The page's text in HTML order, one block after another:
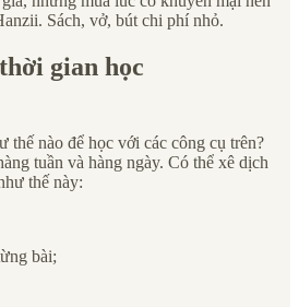
Sách, vở, bút chi phí nhỏ.
gian học
thế nào để học với các công cụ trên?
tuần và hàng ngày. Có thể xê dịch
thế này:
bài;